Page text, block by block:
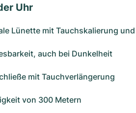
Uhr
Lünette mit Tauchskalierung
auch bei Dunkelheit
mit Tauchverlängerung
von 300 Metern